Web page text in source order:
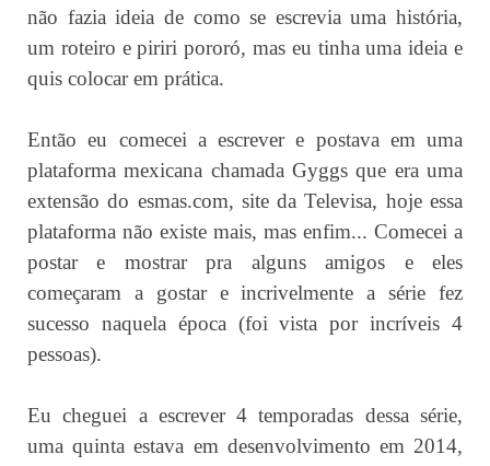
não fazia ideia de como se escrevia uma história,
um roteiro e piriri pororó, mas eu tinha uma ideia e
quis colocar em prática.
Então eu comecei a escrever e postava em uma
plataforma mexicana chamada Gyggs que era uma
extensão do esmas.com, site da Televisa, hoje essa
plataforma não existe mais, mas enfim... Comecei a
postar e mostrar pra alguns amigos e eles
começaram a gostar e incrivelmente a série fez
sucesso naquela época (foi vista por incríveis 4
pessoas).
Eu cheguei a escrever 4 temporadas dessa série,
uma quinta estava em desenvolvimento em 2014,